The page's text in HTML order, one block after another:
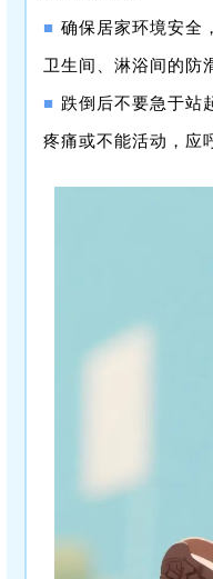
■ 确保居家环境安全
卫生间、淋浴间的防
■ 跌倒后不要急于站
疼痛或不能活动，应